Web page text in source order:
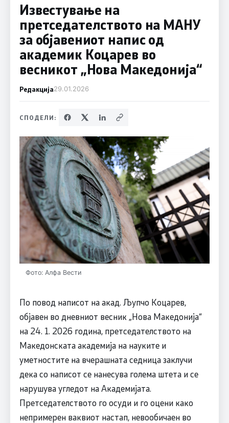
Известување на
претседателството на МАНУ
за објавениот напис од
академик Коцарев во
весникот „Нова Македонија“
Редакција29.01.2026
СПОДЕЛИ:
Фото: Алфа Вести
По повод написот на акад. Љупчо Коцарев,
објавен во дневниот весник „Нова Македонија“
на 24. 1. 2026 година, претседателството на
Македонската академија на науките и
уметностите на вчерашната седница заклучи
дека со написот се нанесува голема штета и се
нарушува угледот на Академијата.
Претседателството го осуди и го оцени како
непримерен ваквиот настап, невообичаен во